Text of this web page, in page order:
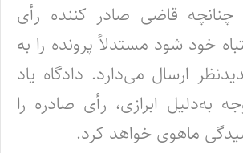
۳- چنانچه قاضی صادر کننده رأی
خود شود مستدلاً پرونده را به
ارسال می‌دارد. دادگاه یاد
به‌دلیل ابرازی، رأی صادره را
ماهوی خواهد کرد.